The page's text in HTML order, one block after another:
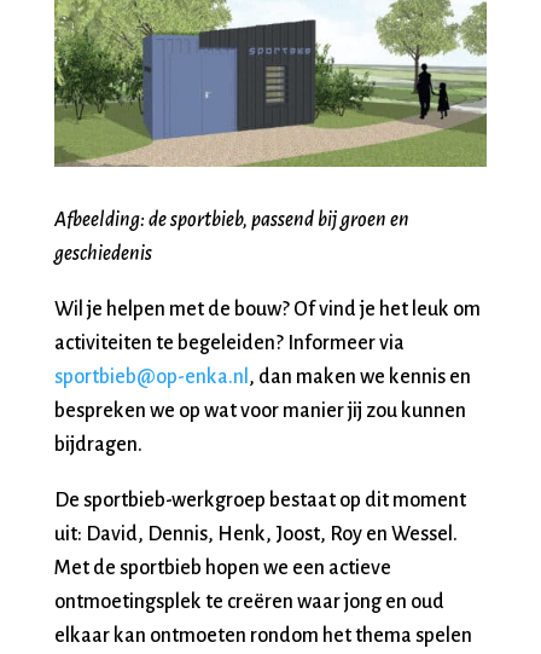
Afbeelding: de sportbieb, passend bij groen en
geschiedenis
Wil je helpen met de bouw? Of vind je het leuk om
activiteiten te begeleiden? Informeer via
sportbieb@op-enka.nl , dan maken we kennis en
bespreken we op wat voor manier jij zou kunnen
bijdragen.
De sportbieb-werkgroep bestaat op dit moment
uit: David, Dennis, Henk, Joost, Roy en Wessel.
Met de sportbieb hopen we een actieve
ontmoetingsplek te creëren waar jong en oud
elkaar kan ontmoeten rondom het thema spelen